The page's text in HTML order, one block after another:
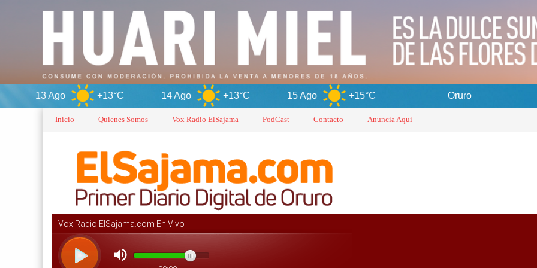
+13°C 14 Ago +13°C 15 Ago +15°C
Inicio Quienes Somos Vox Radio ElSajama PodCast Contacto Anuncia Aqui